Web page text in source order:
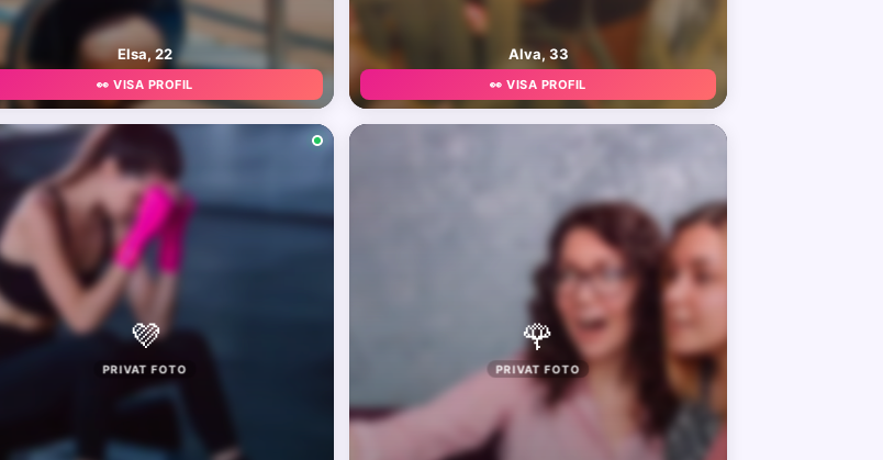
Elsa, 22
👀 VISA PROFIL
Alva, 33
👀 VISA PROFIL
💜
PRIVAT FOTO
🌹
PRIVAT FOTO